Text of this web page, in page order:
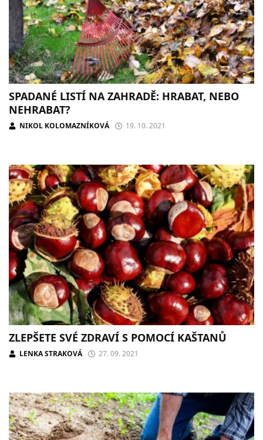
SPADANÉ LISTÍ NA ZAHRADĚ: HRABAT, NEBO
NEHRABAT?
NIKOL KOLOMAZNÍKOVÁ 19. 10. 2021
ZLEPŠETE SVÉ ZDRAVÍ S POMOCÍ KAŠTANŮ
LENKA STRAKOVÁ 27. 09. 2021